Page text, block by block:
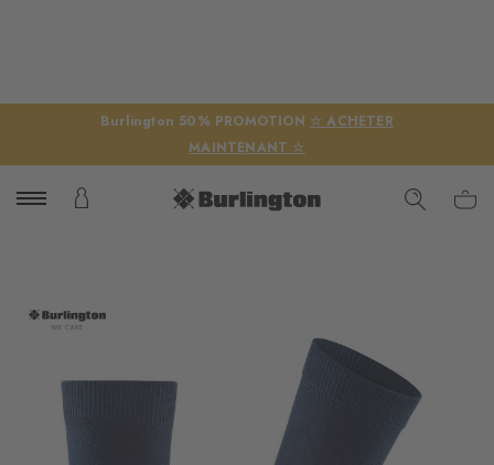
Burlington 50% PROMOTION ☆ ACHETER
MAINTENANT ☆